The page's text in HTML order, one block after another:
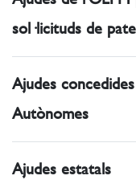
sol·licituds de
Ajudes
Autònomes
Ajudes estatals